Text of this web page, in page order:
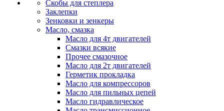
Скобы для степлера
Заклепки
Зенковки и зенкеры
Масло, смазка
Масло для 4т двигателей
Смазки всякие
Прочее смазочное
Масло для 2т двигателей
Герметик прокладка
Масло для компрессоров
Масло для пильных цепей
Масло гидравлическое